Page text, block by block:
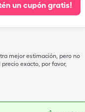
un cupón gratis!
mejor estimación, pero no
exacto, por favor,